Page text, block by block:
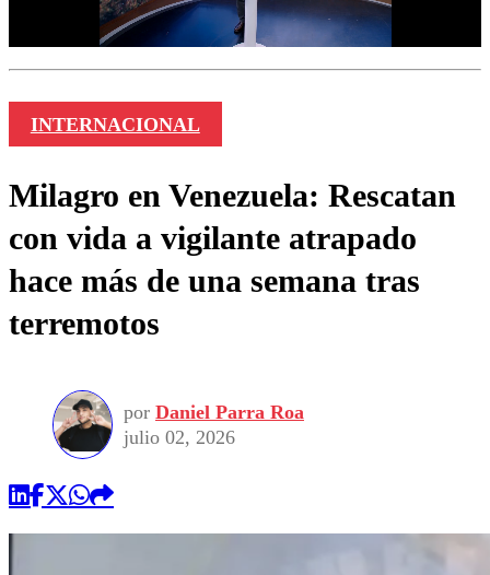
INTERNACIONAL
Milagro en Venezuela: Rescatan
con vida a vigilante atrapado
hace más de una semana tras
terremotos
por Daniel Parra Roa
julio 02, 2026